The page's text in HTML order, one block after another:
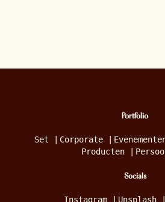
Portfolio
Set Corporate
Producten
Socials
Instagram Unsplash